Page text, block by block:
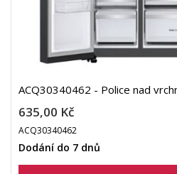
ACQ30340462 - Police nad
635,00 Kč
ACQ30340462
Dodání do 7 dnů